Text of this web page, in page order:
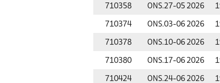
710358 ONS.27-05 2026
710374 ONS.03-06 2026
710378 ONS.10-06 2026
710380 ONS.17-06 2026
710424 ONS.24-06 2026